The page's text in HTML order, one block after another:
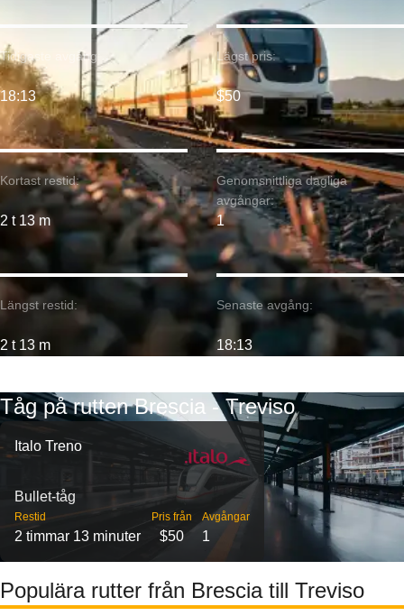
Kortast restid:
2 t 13 m
Tidigaste avgång:
18:13
Längst restid:
2 t 13 m
Lägst pris:
$50
Genomsnittliga dagliga
avgångar:
1
Senaste avgång:
18:13
Tåg på rutten Brescia - Treviso
Italo Treno
Bullet-tåg
Restid
2 timmar 13 minuter
Pris från
$50
Avgångar
1
Populära rutter från Brescia till Treviso